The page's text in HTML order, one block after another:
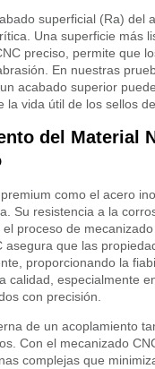
superficial (Ra) del
Una superficie más
preciso, permite que
En nuestras
acabado superior
la vida útil de los sellos
del Material
como el acero
Su resistencia a la
proceso de
asegura que las
proporcionando la
calidad, especialmente
con precisión.
de un acoplamiento
Con el mecanizado
complejas que